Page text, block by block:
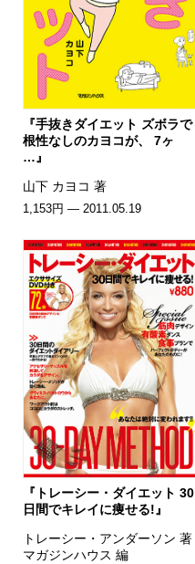
『手抜きダイエット ズボラで
根性なしのカヨコが、 7ヶ
…』
山下 カヨコ 著
1,153円 — 2011.05.19
『トレーシー・ダイエット 30
日間でキレイに痩せる!』
トレーシー・アンダーソン 著
マガジンハウス 編